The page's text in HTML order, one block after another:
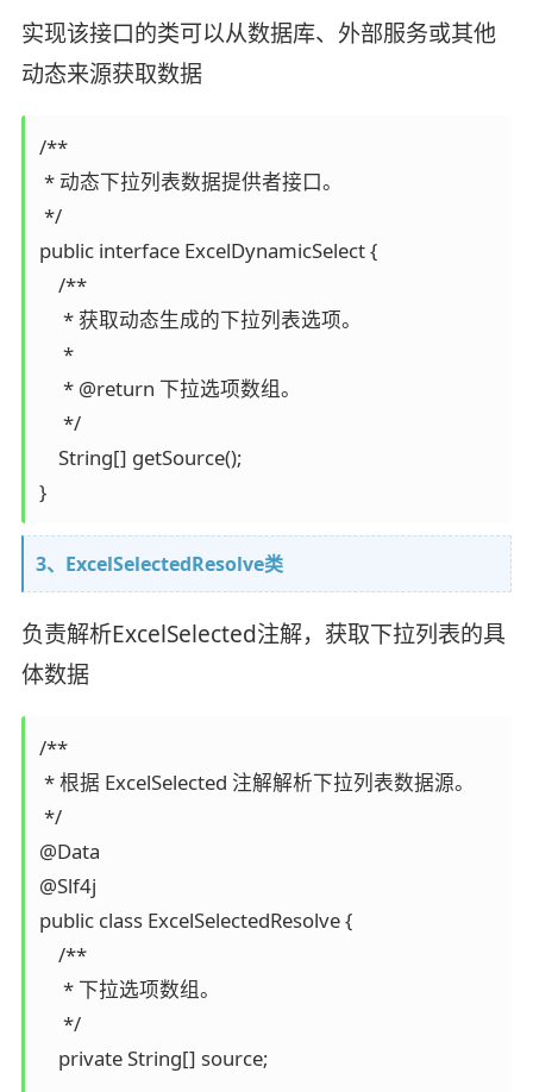
实现该接口的类可以从数据库、外部服务或其他
动态来源获取数据
/**
* 动态下拉列表数据提供者接口。
*/
public interface ExcelDynamicSelect {
    /**
     * 获取动态生成的下拉列表选项。
     *
     * @return 下拉选项数组。
     */
    String[] getSource();
}
3、ExcelSelectedResolve类
负责解析ExcelSelected注解，获取下拉列表的具
体数据
/**
* 根据 ExcelSelected 注解解析下拉列表数据源。
*/
@Data
@Slf4j
public class ExcelSelectedResolve {
    /**
     * 下拉选项数组。
     */
    private String[] source;